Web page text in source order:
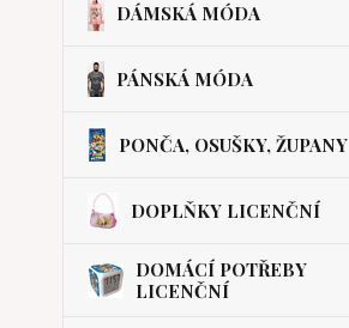
DÁMSKÁ MÓDA
PÁNSKÁ MÓDA
PONČA, OSUŠKY, ŽUPANY
DOPLŇKY LICENČNÍ
DOMÁCÍ POTŘEBY
LICENČNÍ